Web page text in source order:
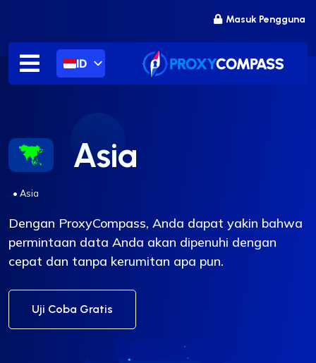
konten
Masuk Pengguna
ID
Asia
• Asia
Dengan ProxyCompass, Anda dapat yakin bahwa
permintaan data Anda akan dipenuhi dengan
cepat dan tanpa kerumitan apa pun.
Uji Coba Gratis